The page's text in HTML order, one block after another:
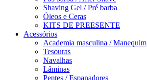
Shaving Gel / Pré barba
Óleos e Ceras
KITS DE PREESENTE
Acessórios
Academia masculina / Manequim
Tesouras
Navalhas
Lâminas
Pentes / Espanadores